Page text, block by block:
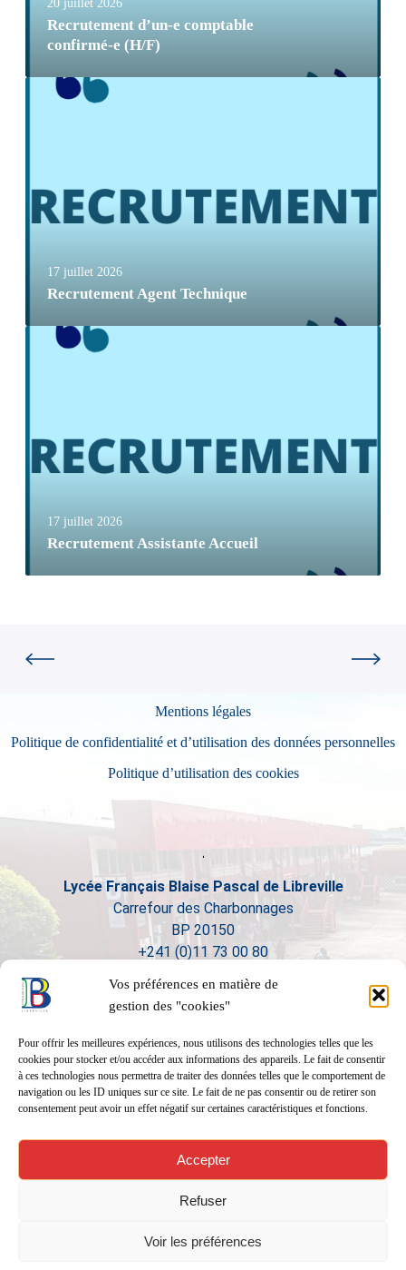
Vos préférences en matière de
gestion des "cookies"
Pour offrir les meilleures expériences, nous utilisons des technologies telles que les
cookies pour stocker et/ou accéder aux informations des appareils. Le fait de consentir
à ces technologies nous permettra de traiter des données telles que le comportement de
navigation ou les ID uniques sur ce site. Le fait de ne pas consentir ou de retirer son
consentement peut avoir un effet négatif sur certaines caractéristiques et fonctions.
Accepter
Refuser
Voir les préférences
20 juillet 2026
Recrutement d’un-e comptable
confirmé-e (H/F)
17 juillet 2026
Recrutement Agent Technique
17 juillet 2026
Recrutement Assistante Accueil
Mentions légales
Politique de confidentialité et d’utilisation des données personnelles
Politique d’utilisation des cookies
Lycée Français Blaise Pascal de Libreville
Carrefour des Charbonnages
BP 20150
+241 (0)11 73 00 80